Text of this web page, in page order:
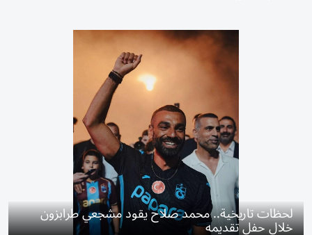
لحظات تاريخية.. محمد صلاح يقود مشجعي طرابزون
خلال حفل تقديمه